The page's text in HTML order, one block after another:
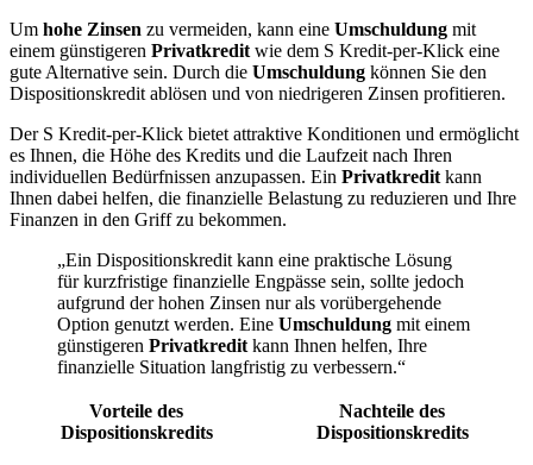
Um hohe Zinsen zu vermeiden, kann eine Umschuldung mit
einem günstigeren Privatkredit wie dem S Kredit-per-Klick eine
gute Alternative sein. Durch die Umschuldung können Sie den
Dispositionskredit ablösen und von niedrigeren Zinsen profitieren.
Der S Kredit-per-Klick bietet attraktive Konditionen und ermöglicht
es Ihnen, die Höhe des Kredits und die Laufzeit nach Ihren
individuellen Bedürfnissen anzupassen. Ein Privatkredit kann
Ihnen dabei helfen, die finanzielle Belastung zu reduzieren und Ihre
Finanzen in den Griff zu bekommen.
„Ein Dispositionskredit kann eine praktische Lösung
für kurzfristige finanzielle Engpässe sein, sollte jedoch
aufgrund der hohen Zinsen nur als vorübergehende
Option genutzt werden. Eine Umschuldung mit einem
günstigeren Privatkredit kann Ihnen helfen, Ihre
finanzielle Situation langfristig zu verbessern.“
Vorteile des
Dispositionskredits
Nachteile des
Dispositionskredits